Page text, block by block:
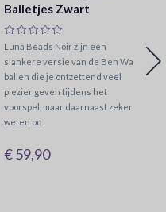
Balletjes Zwart
Luna Beads Noir zijn een
slankere versie van de Ben Wa
ballen die je ontzettend veel
plezier geven tijdens het
voorspel, maar daarnaast zeker
weten oo..
€ 59,90